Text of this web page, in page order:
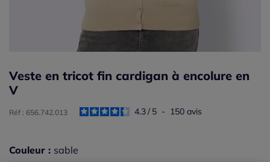
Veste en tricot fin cardigan à encolure en
V
Réf : 656.742.013 4.3/ 5 - 150 avis
Couleur : sable